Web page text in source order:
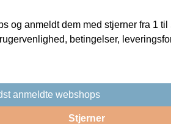
og anmeldt dem med stjerner fra 1 til
betingelser,
anmeldte webshops
Stjerner